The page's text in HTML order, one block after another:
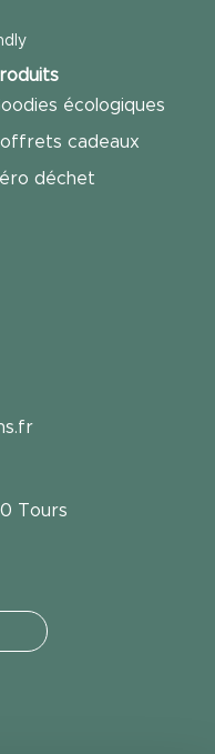
écologiques
cadeaux
déchet
Tours